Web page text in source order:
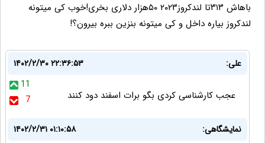
باهاش ۳۱۳تا لندکروز۲۰۲۳ ۵۰هزار دلاری بخری!خوب کی میتونه
لندکروز بیاره داخل و کی میتونه بنزین ببره بیرون؟!
علی:
۱۴۰۲/۲/۳۰ ۲۲:۳۶:۵۳
11
7
عجب کارشناسی کردی بگو برات اسفند دود کنند
نمایشگاهی:
۱۴۰۲/۲/۳۱ ۰۱:۱۰:۵۸